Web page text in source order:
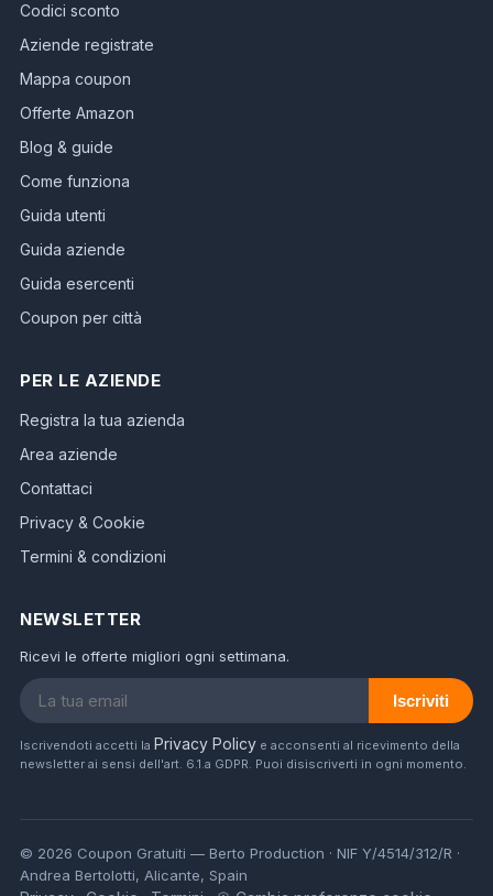
Codici sconto
Aziende registrate
Mappa coupon
Offerte Amazon
Blog & guide
Come funziona
Guida utenti
Guida aziende
Guida esercenti
Coupon per città
PER LE AZIENDE
Registra la tua azienda
Area aziende
Contattaci
Privacy & Cookie
Termini & condizioni
NEWSLETTER
Ricevi le offerte migliori ogni settimana.
Iscriviti
Iscrivendoti accetti la Privacy Policy e acconsenti al ricevimento della
newsletter ai sensi dell'art. 6.1.a GDPR. Puoi disiscriverti in ogni momento.
© 2026 Coupon Gratuiti — Berto Production · NIF Y/4514/312/R ·
Andrea Bertolotti, Alicante, Spain